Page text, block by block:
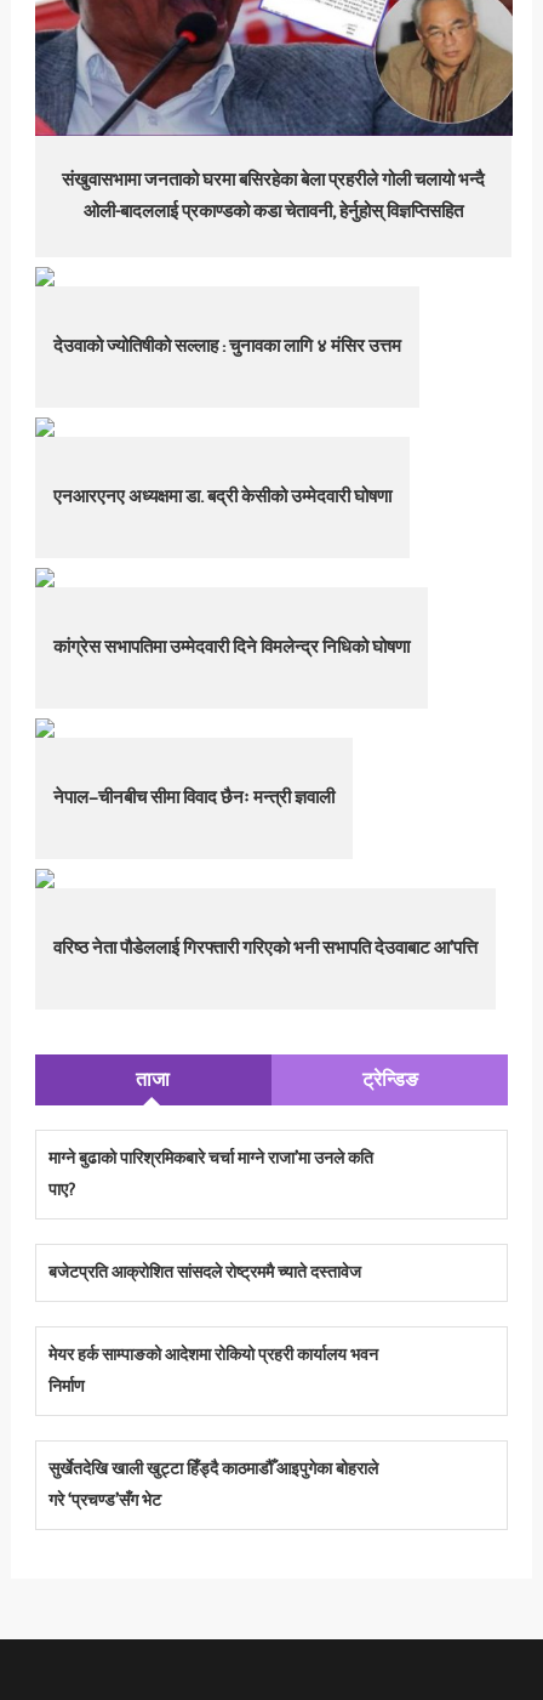
संखुवासभामा जनताको घरमा बसिरहेका बेला प्रहरीले गोली चलायो भन्दै
ओली-बादललाई प्रकाण्डको कडा चेतावनी, हेर्नुहोस् विज्ञप्तिसहित
देउवाको ज्योतिषीको सल्लाह : चुनावका लागि ४ मंसिर उत्तम
एनआरएनए अध्यक्षमा डा. बद्री केसीको उम्मेदवारी घोषणा
कांग्रेस सभापतिमा उम्मेदवारी दिने विमलेन्द्र निधिको घोषणा
नेपाल–चीनबीच सीमा विवाद छैनः मन्त्री ज्ञवाली
वरिष्ठ नेता पौडेललाई गिरफ्तारी गरिएको भनी सभापति देउवाबाट आ’पत्ति
ताजा ट्रेन्डिङ
माग्ने बुढाको पारिश्रमिकबारे चर्चा माग्ने राजा’मा उनले कति
पाए?
बजेटप्रति आक्रोशित सांसदले रोष्ट्रममै च्याते दस्तावेज
मेयर हर्क साम्पाङको आदेशमा रोकियो प्रहरी कार्यालय भवन
निर्माण
सुर्खेतदेखि खाली खुट्टा हिँड्दै काठमाडौँ आइपुगेका बोहराले
गरे ‘प्रचण्ड’सँग भेट